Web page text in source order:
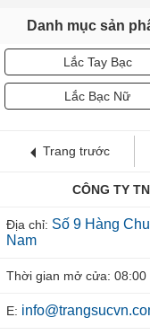
Danh mục sản
Lắc Tay Bạc
Lắc Bạc Nữ
Trang trước
CÔNG TY
Địa chỉ: Số 9 Hàng
Nam
Thời gian mở cửa: 08:00
E: